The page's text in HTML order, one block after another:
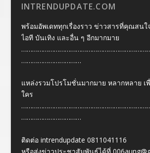
INTRENDUPDATE.COM
พร้อมอัพเดททุกเรื่องราว ข่าวสารที่คุณสนใ
ไอที บันเทิง และอื่น ๆ อีกมากมาย
……………………………
แหล่งรวมโปรโมชั่นมากมาย หลากหลาย
ใคร
……………………………
ติดต่อ intrendupdate 0811041116
หรือส่งข่าวประชาสัมพันธ์ได้ที่